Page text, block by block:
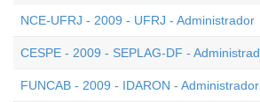
NCE-UFRJ - 2009 - UFRJ - Administrador
CESPE - 2009 - SEPLAG-DF -
FUNCAB - 2009 - IDARON - Administrador